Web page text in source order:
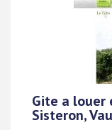
Gite a louer
Sisteron,